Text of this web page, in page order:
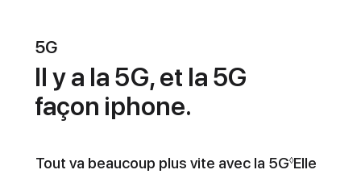
5G
Il y a la 5G, et la 5G
façon iphone.
Tout va beaucoup plus vite avec la 5G◊Elle